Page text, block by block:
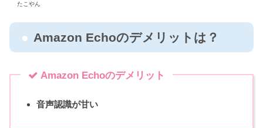
たこやん
Amazon Echoのデメリットは？
Amazon Echoのデメリット
音声認識が甘い